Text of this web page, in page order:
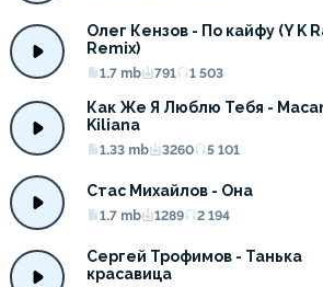
Олег Кензов - По кайфу (Y K
Remix)
1.7 mb 791 1 503
Как Же Я Люблю Тебя -
Kiliana
1.33 mb 3260 5 101
Стас Михайлов - Она
1.7 mb 1289 2 194
Сергей Трофимов - Танька
красавица